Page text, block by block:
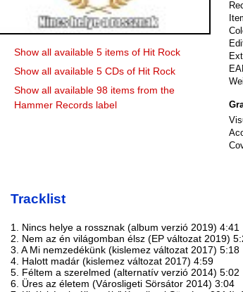
Show all available 5 items of Hit Rock
Show all available 5 CDs of Hit Rock
Show all available 98 items from the
Hammer Records label
Tracklist
1. Nincs helye a rossznak (album verzió 2019) 4:41
2. Nem az én világomban élsz (EP változat 2019)
3. A Mi nemzedékünk (kislemez változat 2017) 5:18
4. Halott madár (kislemez változat 2017) 4:59
5. Féltem a szerelmed (alternatív verzió 2014) 5:02
6. Üres az életem (Városligeti Sörsátor 2014) 3:04